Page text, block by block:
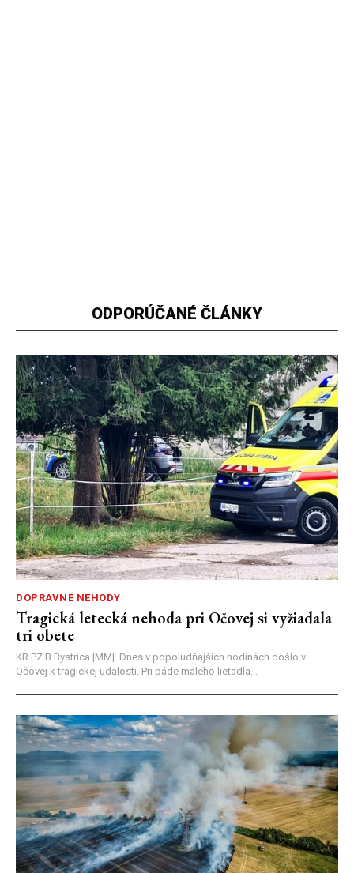
ODPORÚČANÉ ČLÁNKY
DOPRAVNÉ NEHODY
Tragická letecká nehoda pri Očovej si vyžiadala
tri obete
KR PZ B.Bystrica |MM| Dnes v popoludňajších hodinách došlo v
Očovej k tragickej udalosti. Pri páde malého lietadla...